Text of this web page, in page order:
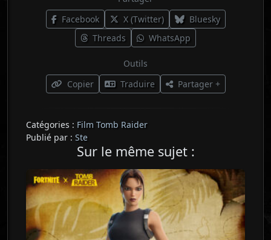
Facebook
X (Twitter)
Bluesky
Threads
WhatsApp
Outils
Copier
Traduire Partager +
Catégories : Film Tomb Raider
Publié par : Ste
Sur le même sujet :